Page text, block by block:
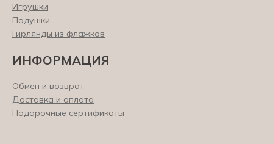
Игрушки
Подушки
Гирлянды из флажков
ИНФОРМАЦИЯ
Обмен и возврат
Доставка и оплата
Подарочные сертификаты